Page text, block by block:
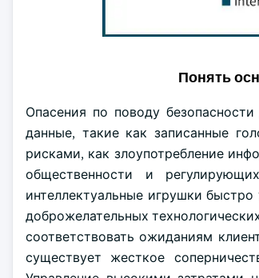
Понять
Опасения по поводу
данные, такие как записанные
рисками, как злоупотребление
общественности и
интеллектуальные игрушки
доброжелательных
соответствовать ожиданиям
существует жесткое